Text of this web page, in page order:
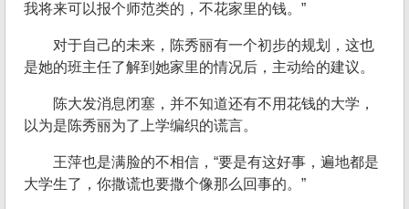
我将来可以报个师范类的，不花家里的钱。”
对于自己的未来，陈秀丽有一个初步的规划，这也
是她的班主任了解到她家里的情况后，主动给的建议。
陈大发消息闭塞，并不知道还有不用花钱的大学，
以为是陈秀丽为了上学编织的谎言。
王萍也是满脸的不相信，“要是有这好事，遍地都是
大学生了，你撒谎也要撒个像那么回事的。”